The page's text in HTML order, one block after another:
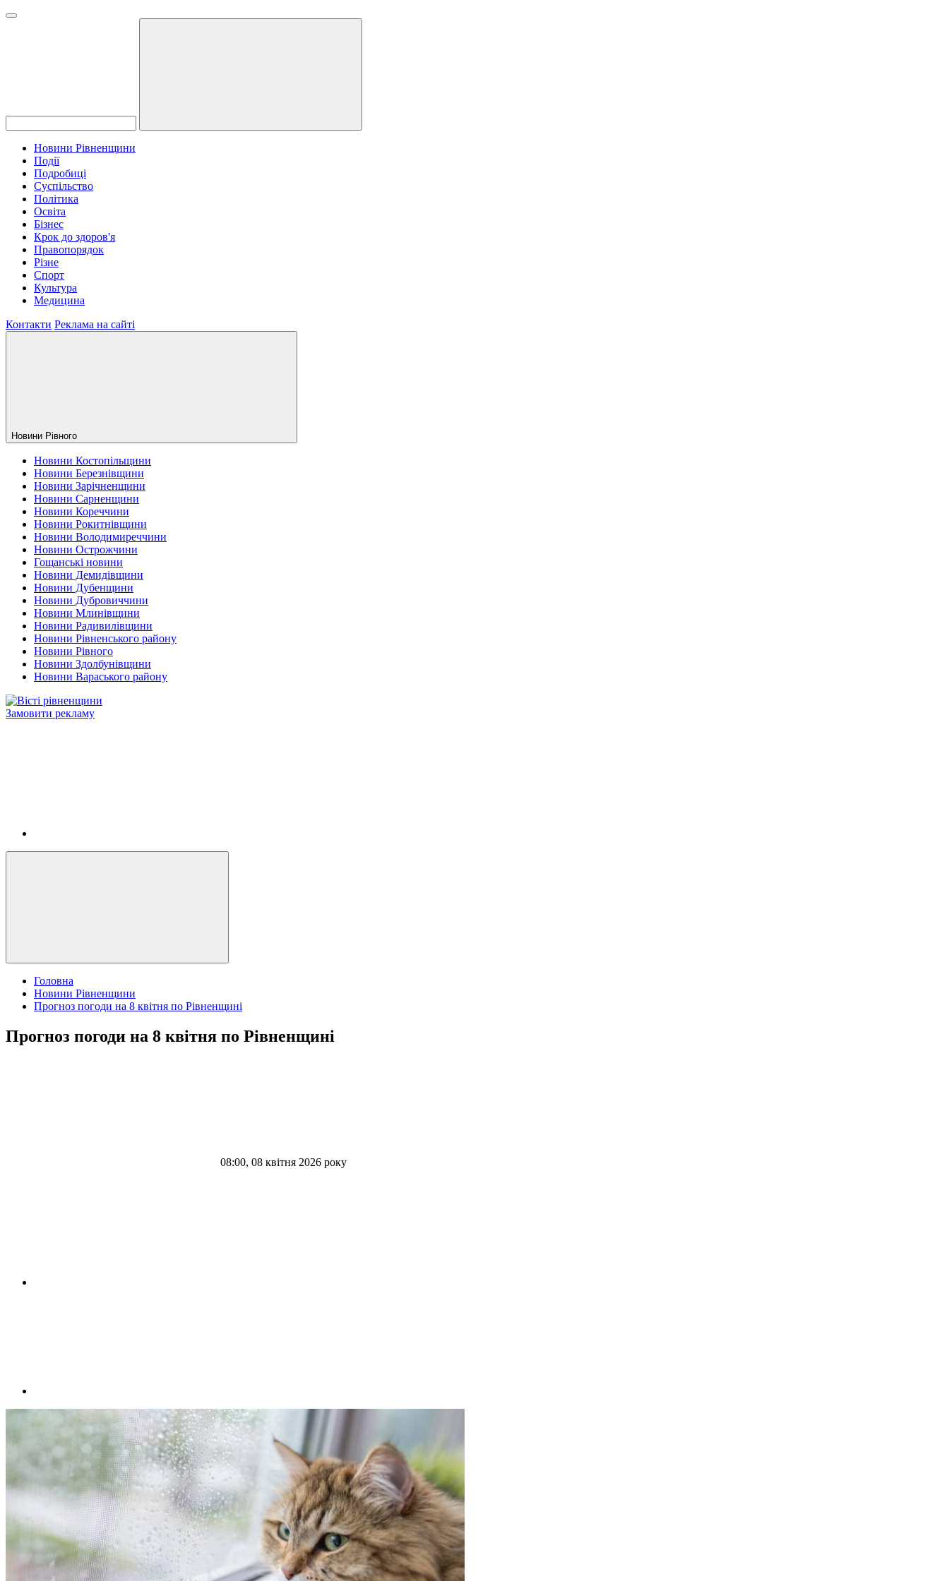
Новини Рівненщини
Події
Подробиці
Суспільство
Політика
Освіта
Бізнес
Крок до здоров'я
Правопорядок
Різне
Спорт
Культура
Медицина
Контакти Реклама на сайті
Новини Рiвного
Новини Костопільщини
Новини Березнівщини
Новини Зарічненщини
Новини Сарненщини
Новини Кореччини
Новини Рокитнівщини
Новини Володимиреччини
Новини Острожчини
Гощанські новини
Новини Демидівщини
Новини Дубенщини
Новини Дубровиччини
Новини Млинівщини
Новини Радивилівщини
Новини Рівненського району
Новини Рівного
Новини Здолбунівщини
Новини Вараського району
Замовити рекламу
Головна
Новини Рівненщини
Прогноз погоди на 8 квітня по Рівненщині
Прогноз погоди на 8 квітня по Рівненщині
08:00, 08 квітня 2026 року